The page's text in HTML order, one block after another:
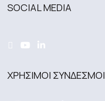
SOCIAL MEDIA
ΧΡΗΣΙΜΟΙ ΣΥΝΔΕΣΜΟΙ